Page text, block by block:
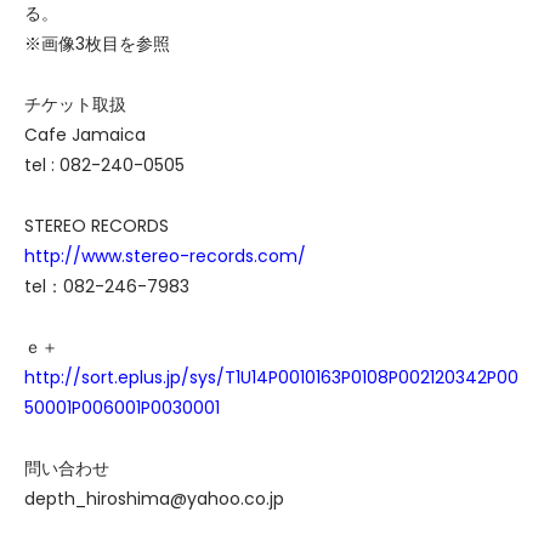
る。
※画像3枚目を参照
チケット取扱
Cafe Jamaica
tel : 082-240-0505
STEREO RECORDS
http://www.stereo-records.com/
tel：082-246-7983
ｅ＋
http://sort.eplus.jp/sys/T1U14P0010163P0108P002120342P00
50001P006001P0030001
問い合わせ
depth_hiroshima@yahoo.co.jp